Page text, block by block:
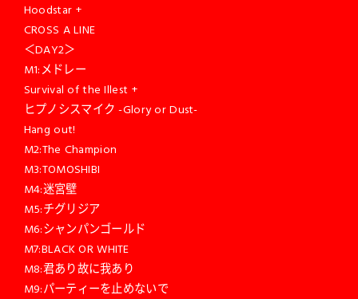
Hoodstar +
CROSS A LINE
＜DAY2＞
M1:メドレー
Survival of the Illest +
ヒプノシスマイク -Glory or Dust-
Hang out!
M2:The Champion
M3:TOMOSHIBI
M4:迷宮壁
M5:チグリジア
M6:シャンパンゴールド
M7:BLACK OR WHITE
M8:君あり故に我あり
M9:パーティーを止めないで